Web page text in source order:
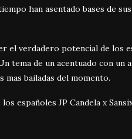
han asentado bases de
el verdadero potencial de los
tema de un acentuado con un
bailadas del momento.
españoles JP Candela x